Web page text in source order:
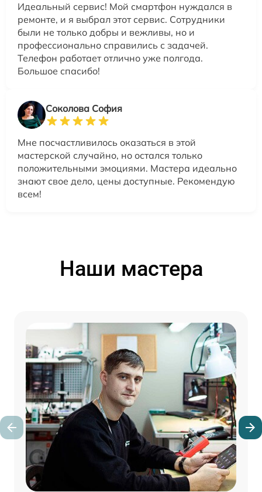
Идеальный сервис! Мой смартфон нуждался в
ремонте, и я выбрал этот сервис. Сотрудники
были не только добры и вежливы, но и
профессионально справились с задачей.
Телефон работает отлично уже полгода.
Большое спасибо!
Соколова София
Мне посчастливилось оказаться в этой
мастерской случайно, но остался только
положительными эмоциями. Мастера идеально
знают свое дело, цены доступные. Рекомендую
всем!
Наши мастера